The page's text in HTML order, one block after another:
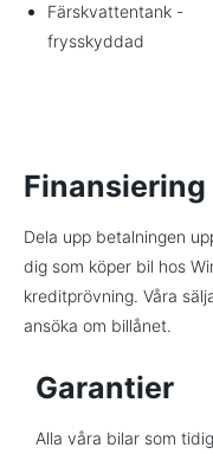
Färskvattentank -
frysskyddad
Finansiering
Dela upp betalningen
dig som köper bil hos
kreditprövning. Våra
ansöka om billånet.
Garantier
Alla våra bilar som